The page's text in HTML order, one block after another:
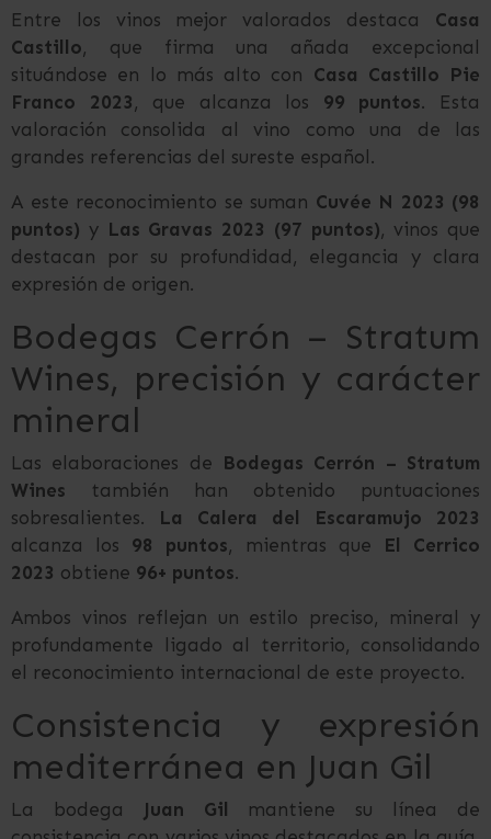
Entre los vinos mejor valorados destaca Casa
Castillo, que firma una añada excepcional
situándose en lo más alto con Casa Castillo Pie
Franco 2023 , que alcanza los 99 puntos. Esta
valoración consolida al vino como una de las
grandes referencias del sureste español.
A este reconocimiento se suman Cuvée N 2023 (98
puntos) y Las Gravas 2023 (97 puntos), vinos que
destacan por su profundidad, elegancia y clara
expresión de origen.
Bodegas Cerrón – Stratum
Wines, precisión y carácter
mineral
Las elaboraciones de Bodegas Cerrón – Stratum
Wines también han obtenido puntuaciones
sobresalientes. La Calera del Escaramujo 2023
alcanza los 98 puntos, mientras que El Cerrico
2023 obtiene 96+ puntos.
Ambos vinos reflejan un estilo preciso, mineral y
profundamente ligado al territorio, consolidando
el reconocimiento internacional de este proyecto.
Consistencia y expresión
mediterránea en Juan Gil
La bodega Juan Gil
mantiene su línea de